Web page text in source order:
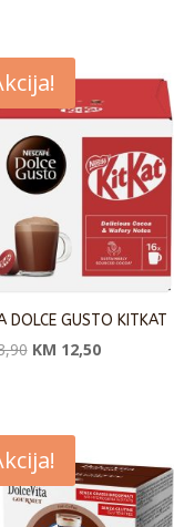
bila:
KM 12,00.
DOLCE GUSTO KITKAT
Originalna
KM 13,90.
KM 12,50Trenutna